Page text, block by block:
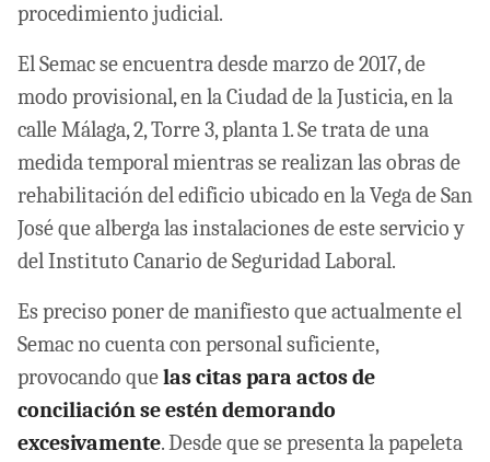
procedimiento judicial.
El Semac se encuentra desde marzo de 2017, de
modo provisional, en la Ciudad de la Justicia, en la
calle Málaga, 2, Torre 3, planta 1. Se trata de una
medida temporal mientras se realizan las obras de
rehabilitación del edificio ubicado en la Vega de San
José que alberga las instalaciones de este servicio y
del Instituto Canario de Seguridad Laboral.
Es preciso poner de manifiesto que actualmente el
Semac no cuenta con personal suficiente,
provocando quelas citas para actos de
conciliación se estén demorando
excesivamente. Desde que se presenta la papeleta